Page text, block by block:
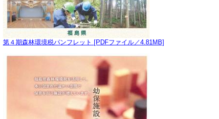
第４期森林環境税パンフレット [PDFファイル／4.81MB]